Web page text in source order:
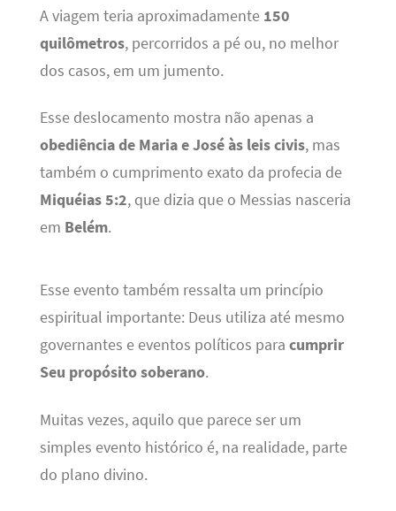
A viagem teria aproximadamente 150
quilômetros, percorridos a pé ou, no melhor
dos casos, em um jumento.
Esse deslocamento mostra não apenas a
obediência de Maria e José às leis civis, mas
também o cumprimento exato da profecia de
Miquéias 5:2, que dizia que o Messias nasceria
em Belém.
Esse evento também ressalta um princípio
espiritual importante: Deus utiliza até mesmo
governantes e eventos políticos para cumprir
Seu propósito soberano.
Muitas vezes, aquilo que parece ser um
simples evento histórico é, na realidade, parte
do plano divino.